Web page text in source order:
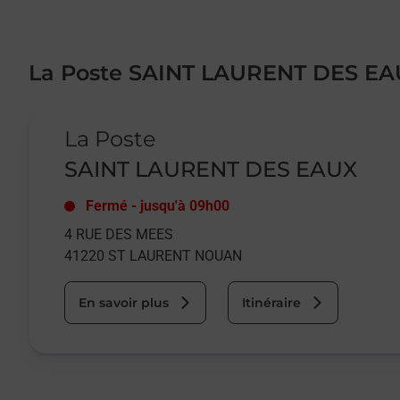
La Poste SAINT LAURENT DES
La Poste
SAINT LAURENT DES EAUX
Fermé - jusqu'à 09h00
4 RUE DES MEES
41220 ST LAURENT NOUAN
En savoir plus Itinéraire